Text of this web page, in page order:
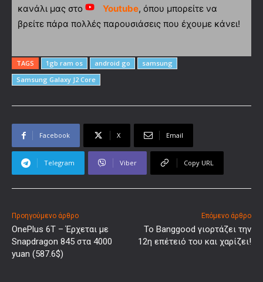
κανάλι μας στο
Youtube, όπου μπορείτε να
βρείτε πάρα πολλές παρουσιάσεις που έχουμε κάνει!
TAGS 1gb ram os android go
samsung
Samsung Galaxy J2 Core
Facebook X Email
Telegram Viber Copy URL
Προηγούμενο άρθρο
OnePlus 6T – Έρχεται με
Snapdragon 845 στα 4000
yuan (587.6$)
Επόμενο άρθρο
Το Banggood γιορτάζει την
12η επέτειό του και χαρίζει!